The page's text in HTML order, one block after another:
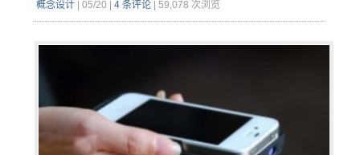
概念设计| 05/20 | 4 条评论| 59,078 次浏览